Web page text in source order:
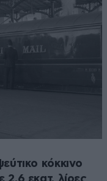
κόκκινο